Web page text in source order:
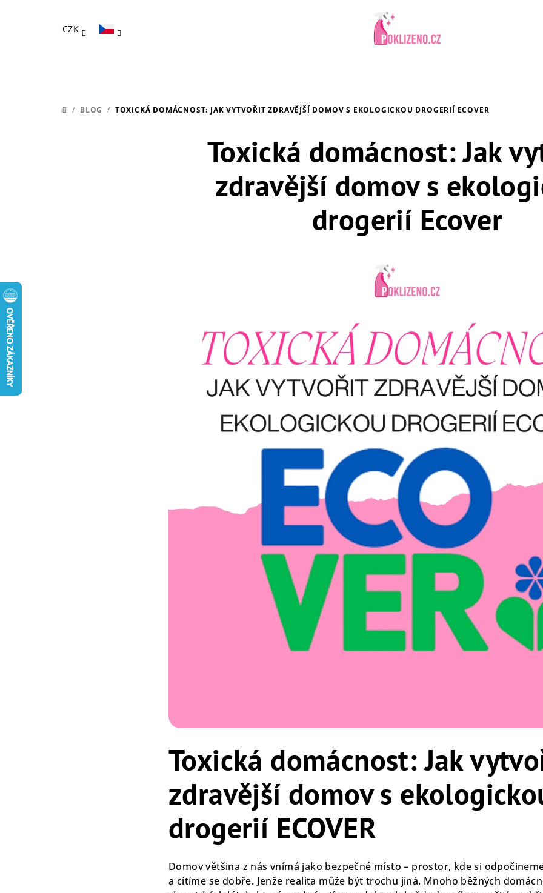
CZK
DOMŮ
/ BLOG / TOXICKÁ DOMÁCNOST: JAK VYTVOŘIT ZDRAVĚJŠÍ DOMOV S EKOLOGICKOU DROGERIÍ ECOVER
Toxická domácnost: Jak
zdravější domov s
drogerií Ecover
Toxická domácnost: Jak
zdravější domov s
drogerií ECOVER
Domov většina z nás vnímá jako bezpečné místo – prostor, kde si
a cítíme se dobře. Jenže realita může být trochu jiná. Mnoho běžných